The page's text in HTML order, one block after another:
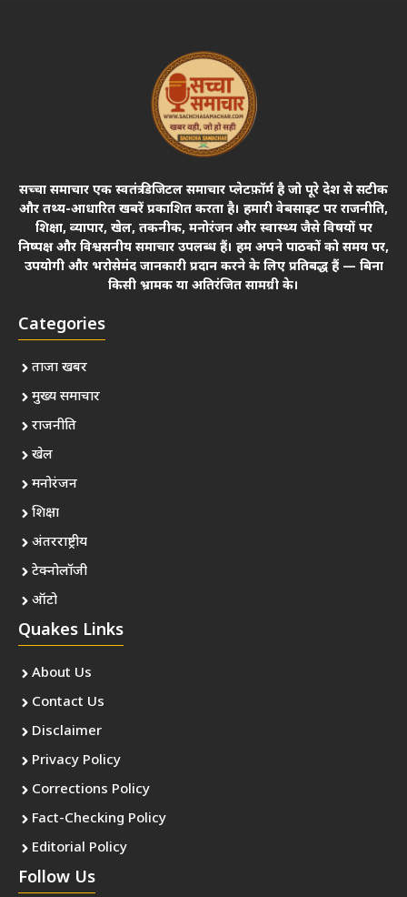
सच्चा समाचार एक स्वतंत्र डिजिटल समाचार प्लेटफ़ॉर्म है जो पूरे देश से सटीक
और तथ्य-आधारित खबरें प्रकाशित करता है। हमारी वेबसाइट पर राजनीति,
शिक्षा, व्यापार, खेल, तकनीक, मनोरंजन और स्वास्थ्य जैसे विषयों पर
निष्पक्ष और विश्वसनीय समाचार उपलब्ध हैं। हम अपने पाठकों को समय पर,
उपयोगी और भरोसेमंद जानकारी प्रदान करने के लिए प्रतिबद्ध हैं — बिना
किसी भ्रामक या अतिरंजित सामग्री के।
Categories
ताजा खबर
मुख्य समाचार
राजनीति
खेल
मनोरंजन
शिक्षा
अंतरराष्ट्रीय
टेक्नोलॉजी
ऑटो
Quakes Links
About Us
Contact Us
Disclaimer
Privacy Policy
Corrections Policy
Fact-Checking Policy
Editorial Policy
Follow Us